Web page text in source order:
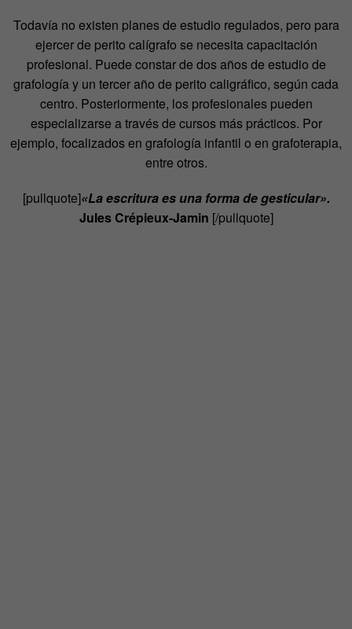
Todavía no existen planes de estudio regulados, pero para
ejercer de perito calígrafo se necesita capacitación
profesional. Puede constar de dos años de estudio de
grafología y un tercer año de perito caligráfico, según cada
centro. Posteriormente, los profesionales pueden
especializarse a través de cursos más prácticos. Por
ejemplo, focalizados en grafología infantil o en grafoterapia,
entre otros.
[pullquote]«La escritura es una forma de gesticular».
Jules Crépieux-Jamin [/pullquote]